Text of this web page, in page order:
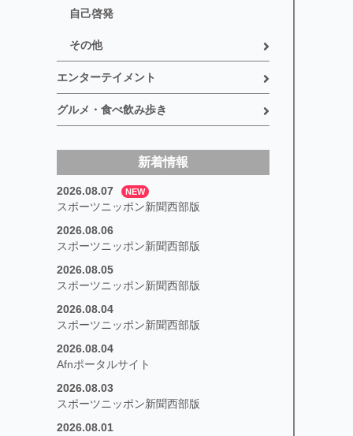
自己啓発
その他
エンターテイメント
グルメ・食べ飲み歩き
新着情報
2026.08.07 NEW
スポーツニッポン新聞西部版
2026.08.06
スポーツニッポン新聞西部版
2026.08.05
スポーツニッポン新聞西部版
2026.08.04
スポーツニッポン新聞西部版
2026.08.04
Afnポータルサイト
2026.08.03
スポーツニッポン新聞西部版
2026.08.01